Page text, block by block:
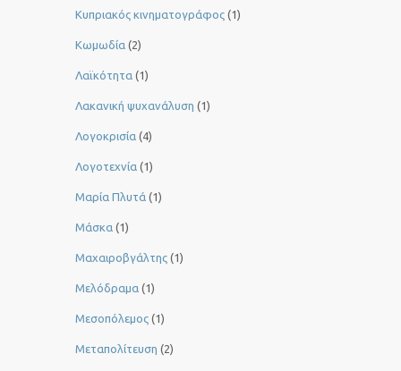
Κυπριακός κινηματογράφος (1)
Κωμωδία (2)
Λαϊκότητα (1)
Λακανική ψυχανάλυση (1)
Λογοκρισία (4)
Λογοτεχνία (1)
Μαρία Πλυτά (1)
Μάσκα (1)
Μαχαιροβγάλτης (1)
Μελόδραμα (1)
Μεσοπόλεμος (1)
Μεταπολίτευση (2)